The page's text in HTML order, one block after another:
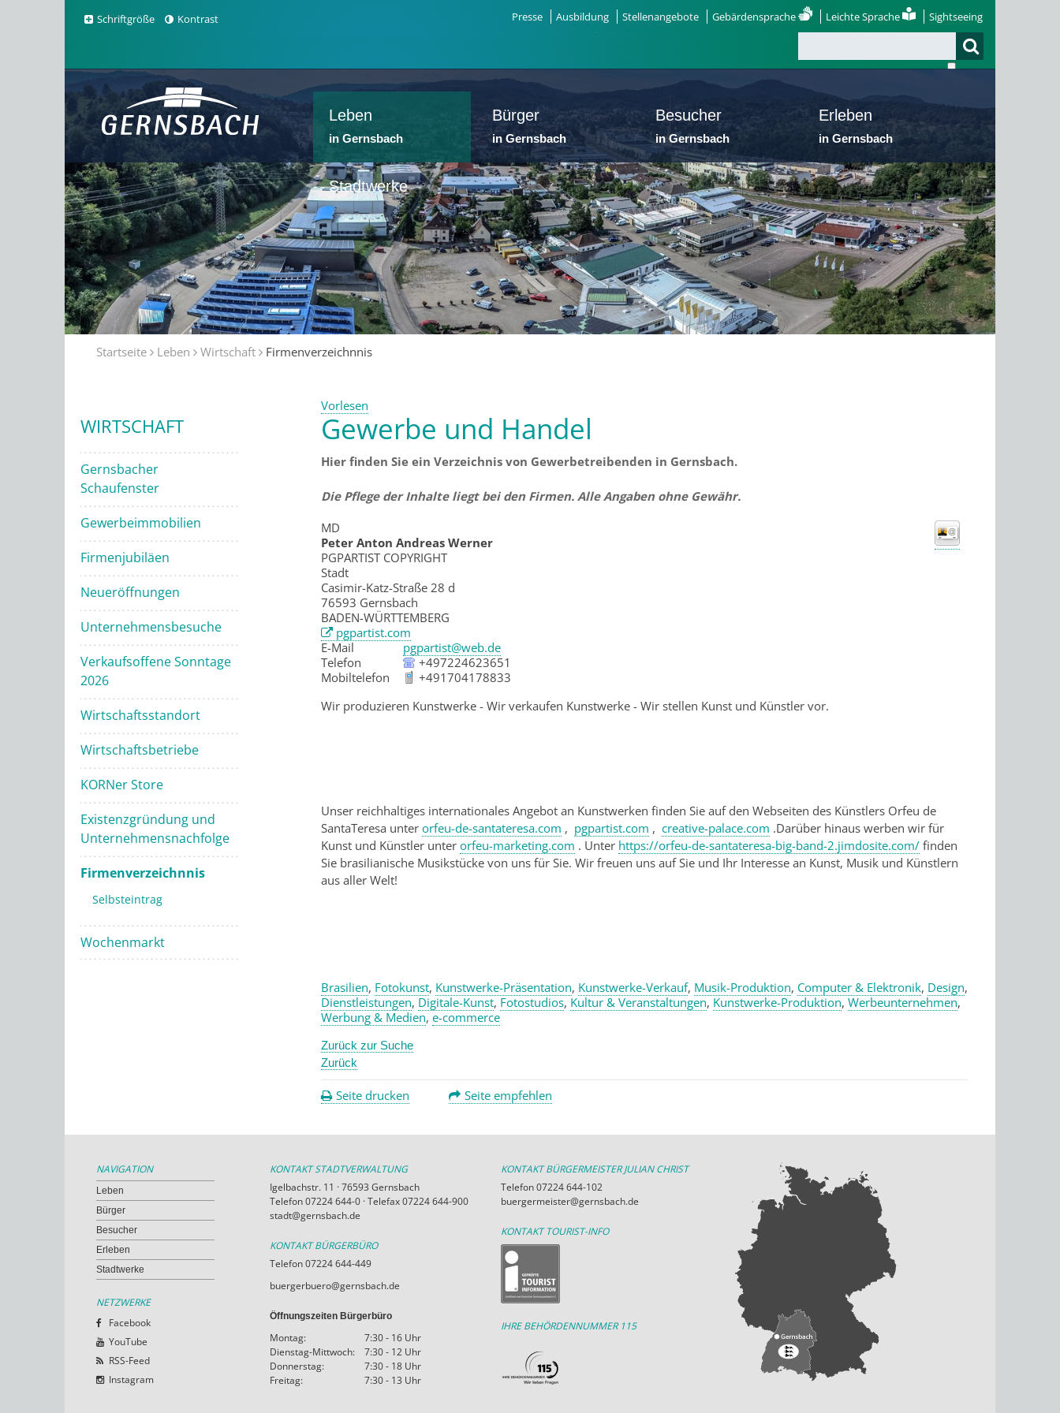
Schriftgröße Kontrast Presse Ausbildung Stellenangebote Gebärdensprache Leichte Sprache Sightseeing
Leben
in Gernsbach
Bürger
in Gernsbach
Besucher
in Gernsbach
Erleben
in Gernsbach
Stadtwerke
Startseite Leben Wirtschaft Firmenverzeichnnis
WIRTSCHAFT
Gernsbacher
Schaufenster
Gewerbeimmobilien
Firmenjubiläen
Neueröffnungen
Unternehmensbesuche
Verkaufsoffene Sonntage
2026
Wirtschaftsstandort
Wirtschaftsbetriebe
KORNer Store
Existenzgründung und
Unternehmensnachfolge
Firmenverzeichnnis
Selbsteintrag
Wochenmarkt
Vorlesen
Gewerbe und Handel
Hier finden Sie ein Verzeichnis von Gewerbetreibenden in Gernsbach.
Die Pflege der Inhalte liegt bei den Firmen. Alle Angaben ohne Gewähr.
MD
Peter Anton Andreas Werner
PGPARTIST COPYRIGHT
Stadt
Casimir-Katz-Straße 28 d
76593 Gernsbach
BADEN-WÜRTTEMBERG
pgpartist.com
E-Mail
pgpartist@web.de
Telefon
+497224623651
Mobiltelefon
+491704178833
Wir produzieren Kunstwerke - Wir verkaufen Kunstwerke - Wir stellen Kunst und Künstler vor.
Unser reichhaltiges internationales Angebot an Kunstwerken finden Sie auf den Webseiten des Künstlers Orfeu de
SantaTeresa unter orfeu-de-santateresa.com , pgpartist.com , creative-palace.com .Darüber hinaus werben wir für
Kunst und Künstler unter orfeu-marketing.com . Unter https://orfeu-de-santateresa-big-band-2.jimdosite.com/ finden
Sie brasilianische Musikstücke von uns für Sie. Wir freuen uns auf Sie und Ihr Interesse an Kunst, Musik und Künstlern
aus aller Welt!
Brasilien, Fotokunst, Kunstwerke-Präsentation, Kunstwerke-Verkauf, Musik-Produktion, Computer & Elektronik, Design,
Dienstleistungen, Digitale-Kunst, Fotostudios, Kultur & Veranstaltungen, Kunstwerke-Produktion, Werbeunternehmen,
Werbung & Medien, e-commerce
Zurück zur Suche
Zurück
Seite drucken Seite empfehlen
NAVIGATION
Leben
Bürger
Besucher
Erleben
Stadtwerke
NETZWERKE
Facebook
YouTube
RSS-Feed
Instagram
KONTAKT STADTVERWALTUNG
Igelbachstr. 11 · 76593 Gernsbach
Telefon 07224 644-0 · Telefax 07224 644-900
stadt@gernsbach.de
KONTAKT BÜRGERBÜRO
Telefon 07224 644-449
buergerbuero@gernsbach.de
Öffnungszeiten Bürgerbüro
Montag:
7:30 - 16 Uhr
Dienstag-Mittwoch:
7:30 - 12 Uhr
Donnerstag:
7:30 - 18 Uhr
Freitag:
7:30 - 13 Uhr
KONTAKT BÜRGERMEISTER JULIAN CHRIST
Telefon 07224 644-102
buergermeister@gernsbach.de
KONTAKT TOURIST-INFO
IHRE BEHÖRDENNUMMER 115